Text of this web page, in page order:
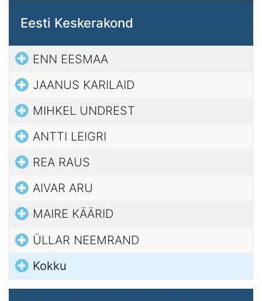
Eesti Keskerakond
ENN EESMAA
JAANUS KARILAID
MIHKEL UNDREST
ANTTI LEIGRI
REA RAUS
AIVAR ARU
MAIRE KÄÄRID
ÜLLAR NEEMRAND
Kokku